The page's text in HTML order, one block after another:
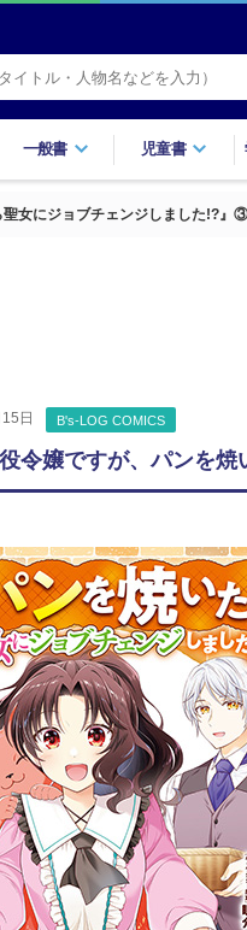
一般書 児童書
女にジョブチェンジしました!?』
日 B's-LOG COMICS
役令嬢ですが、パンを